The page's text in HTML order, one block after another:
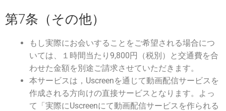
第7条（その他）
もし実際にお会いすることをご希望される場合につ
いては、１時間当たり9,800円（税別）と交通費を合
わせた金額を別途ご請求させていただきます。
本サービスは，Uscreenを通じて動画配信サービスを
作成される方向けの直接サービスとなります。よっ
て「実際にUscreenにて動画配信サービスを作られる